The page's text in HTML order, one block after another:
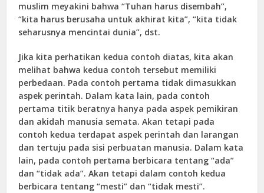
muslim meyakini bahwa “Tuhan harus disembah”,
“kita harus berusaha untuk akhirat kita”, “kita tidak
seharusnya mencintai dunia”, dst.
Jika kita perhatikan kedua contoh diatas, kita akan
melihat bahwa kedua contoh tersebut memiliki
perbedaan. Pada contoh pertama tidak dimasukkan
aspek perintah. Dalam kata lain, pada contoh
pertama titik beratnya hanya pada aspek pemikiran
dan akidah manusia semata. Akan tetapi pada
contoh kedua terdapat aspek perintah dan larangan
dan tertuju pada sisi perbuatan manusia. Dalam kata
lain, pada contoh pertama berbicara tentang “ada”
dan “tidak ada”. Akan tetapi dalam contoh kedua
berbicara tentang “mesti” dan “tidak mesti”.